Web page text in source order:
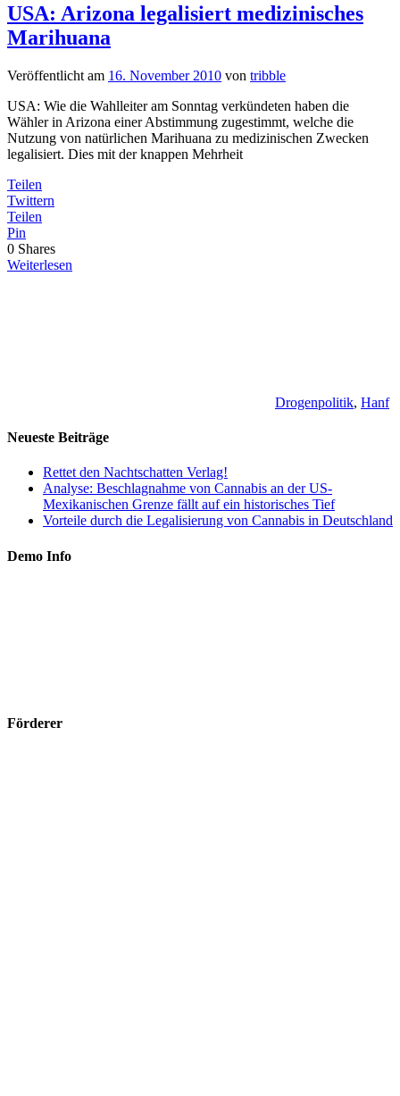
USA: Arizona legalisiert medizinisches
Marihuana
Veröffentlicht am 16. November 2010 von tribble
USA: Wie die Wahlleiter am Sonntag verkündeten haben die
Wähler in Arizona einer Abstimmung zugestimmt, welche die
Nutzung von natürlichen Marihuana zu medizinischen Zwecken
legalisiert. Dies mit der knappen Mehrheit
Teilen
Twittern
Teilen
Pin
0 Shares
Weiterlesen
Drogenpolitik, Hanf
Neueste Beiträge
Rettet den Nachtschatten Verlag!
Analyse: Beschlagnahme von Cannabis an der US-
Mexikanischen Grenze fällt auf ein historisches Tief
Vorteile durch die Legalisierung von Cannabis in Deutschland
Demo Info
Förderer